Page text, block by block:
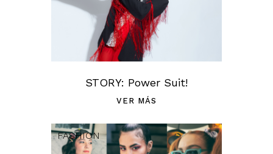
STORY: Power Suit!
VER MÁS
FASHION